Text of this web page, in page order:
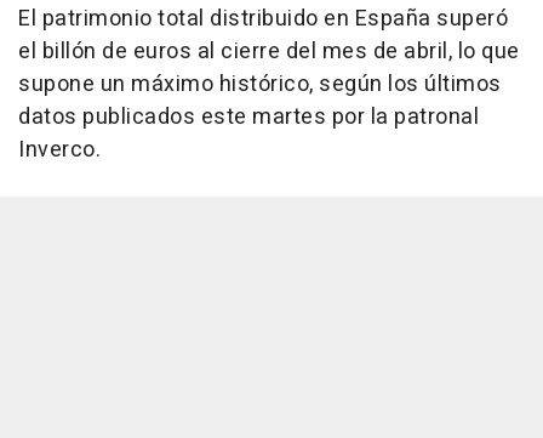
El patrimonio total distribuido en España superó
el billón de euros al cierre del mes de abril, lo que
supone un máximo histórico, según los últimos
datos publicados este martes por la patronal
Inverco.